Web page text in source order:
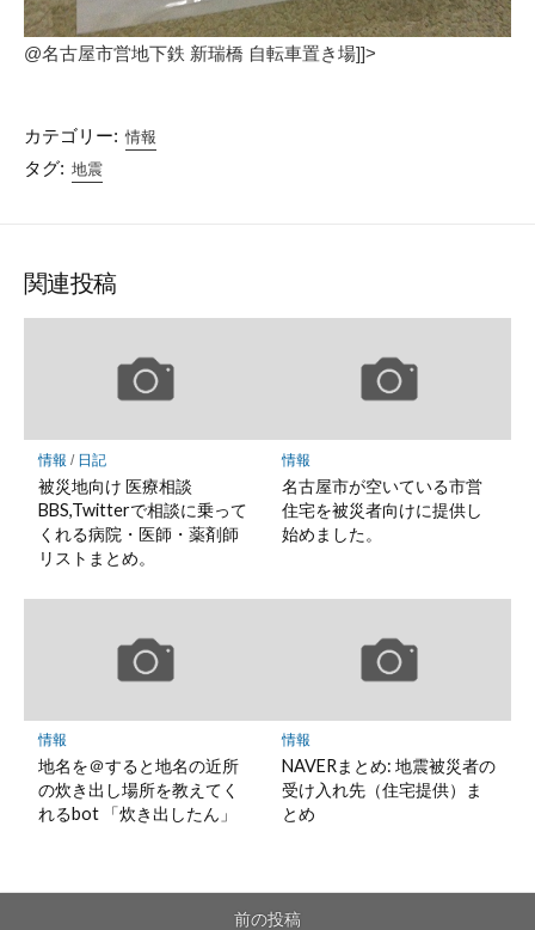
@名古屋市営地下鉄 新瑞橋 自転車置き場]]>
カテゴリー: 情報
タグ: 地震
関連投稿
情報 / 日記
被災地向け 医療相談
BBS,Twitterで相談に乗って
くれる病院・医師・薬剤師
リストまとめ。
情報
名古屋市が空いている市営
住宅を被災者向けに提供し
始めました。
情報
地名を＠すると地名の近所
の炊き出し場所を教えてく
れるbot 「炊き出したん」
情報
NAVERまとめ: 地震被災者の
受け入れ先（住宅提供）ま
とめ
前の投稿